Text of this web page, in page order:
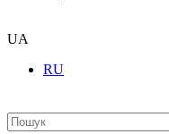
UA
RU